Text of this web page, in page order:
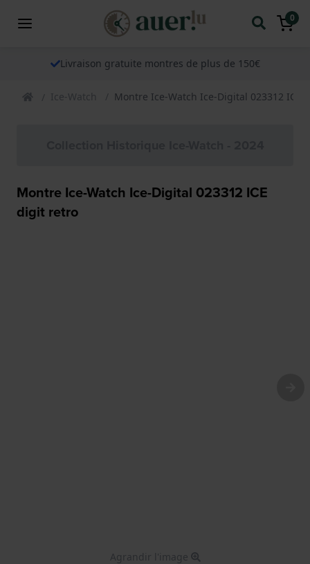
0
Livraison gratuite montres de plus de 150€
Ice-Watch Montre Ice-Watch Ice-Digital 023312 ICE
Montre Ice-Watch Ice-Digital 023312 ICE
digit retro
Agrandir l'image